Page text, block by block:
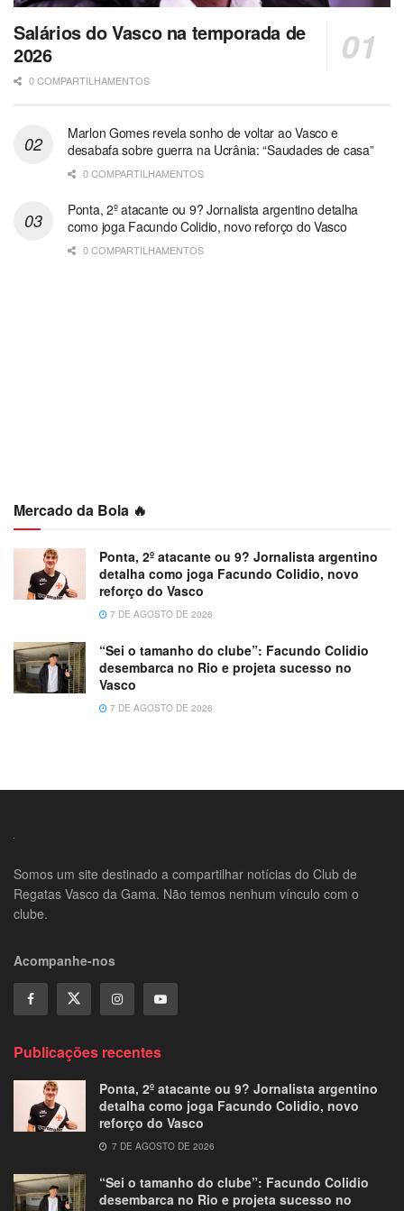
Salários do Vasco na temporada de
2026
0 COMPARTILHAMENTOS
Marlon Gomes revela sonho de voltar ao Vasco e
desabafa sobre guerra na Ucrânia: “Saudades de casa”
0 COMPARTILHAMENTOS
Ponta, 2º atacante ou 9? Jornalista argentino detalha
como joga Facundo Colidio, novo reforço do Vasco
0 COMPARTILHAMENTOS
Mercado da Bola 🔥
Ponta, 2º atacante ou 9? Jornalista argentino
detalha como joga Facundo Colidio, novo
reforço do Vasco
7 DE AGOSTO DE 2026
“Sei o tamanho do clube”: Facundo Colidio
desembarca no Rio e projeta sucesso no
Vasco
7 DE AGOSTO DE 2026
Somos um site destinado a compartilhar notícias do Club de
Regatas Vasco da Gama. Não temos nenhum vínculo com o
clube.
Acompanhe-nos
Publicações recentes
Ponta, 2º atacante ou 9? Jornalista argentino
detalha como joga Facundo Colidio, novo
reforço do Vasco
7 DE AGOSTO DE 2026
“Sei o tamanho do clube”: Facundo Colidio
desembarca no Rio e projeta sucesso no